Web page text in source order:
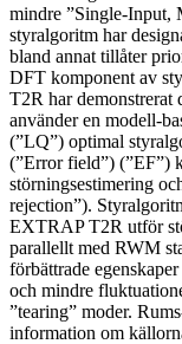
mindre ”Single-Input,
styralgoritm har
bland annat tillåter
DFT komponent av
T2R har demonstrerat
använder en modell-
(”LQ”) optimal
(”Error field”) (”EF”)
störningsestimering
rejection”).
EXTRAP T2R utför
parallellt med RWM
förbättrade
och mindre
”tearing” moder.
information om